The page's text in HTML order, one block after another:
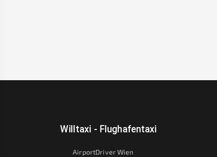
Willtaxi - Flughafentaxi
AirportDriver Wien